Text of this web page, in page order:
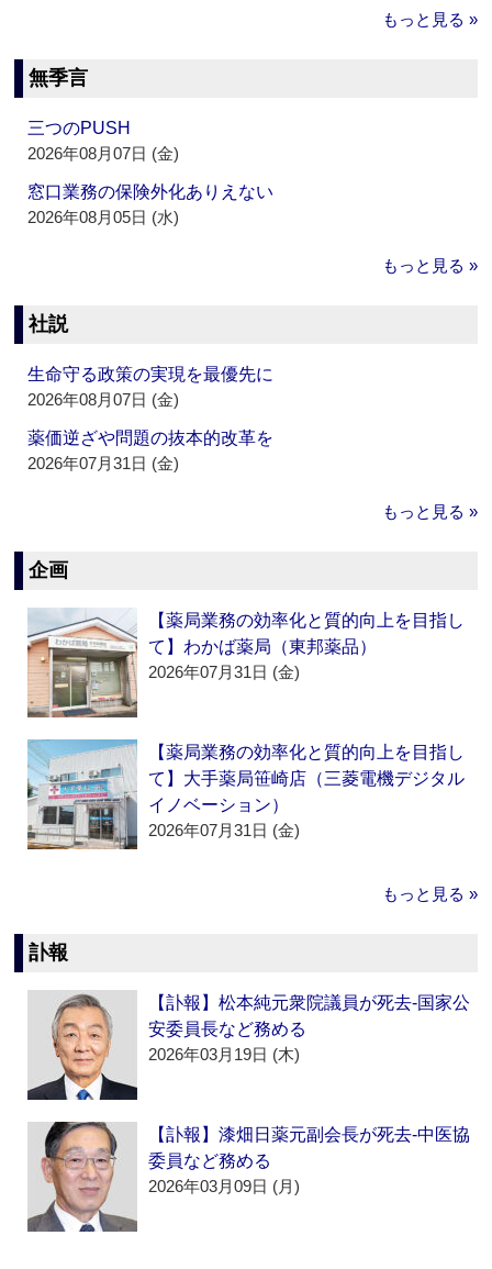
もっと見る »
無季言
三つのPUSH
2026年08月07日 (金)
窓口業務の保険外化ありえない
2026年08月05日 (水)
もっと見る »
社説
生命守る政策の実現を最優先に
2026年08月07日 (金)
薬価逆ざや問題の抜本的改革を
2026年07月31日 (金)
もっと見る »
企画
【薬局業務の効率化と質的向上を目指し
て】わかば薬局（東邦薬品）
2026年07月31日 (金)
【薬局業務の効率化と質的向上を目指し
て】大手薬局笹崎店（三菱電機デジタル
イノベーション）
2026年07月31日 (金)
もっと見る »
訃報
【訃報】松本純元衆院議員が死去‐国家公
安委員長など務める
2026年03月19日 (木)
【訃報】漆畑日薬元副会長が死去‐中医協
委員など務める
2026年03月09日 (月)